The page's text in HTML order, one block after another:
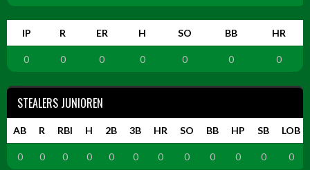
IP R ER H SO BB HR
0 0 0 0 0 0 0
STEALERS JUNIOREN
AB R RBI H 2B 3B HR SO BB HP SB LOB
0 0 0 0 0 0 0 0 0 0 0 0